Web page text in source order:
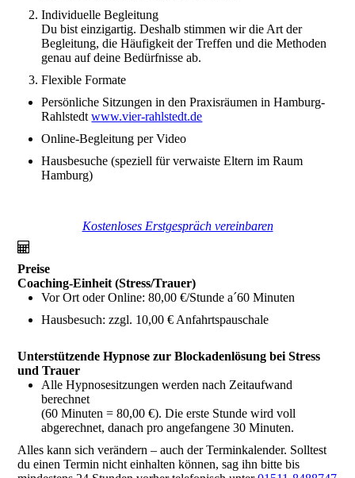
Individuelle Begleitung
Du bist einzigartig. Deshalb stimmen wir die Art der
Begleitung, die Häufigkeit der Treffen und die Methoden
genau auf deine Bedürfnisse ab.
Flexible Formate
Persönliche Sitzungen in den Praxisräumen in Hamburg-
Rahlstedtwww.vier-rahlstedt.de
Online-Begleitung per Video
Hausbesuche (speziell für verwaiste Eltern im Raum
Hamburg)
Kostenloses Erstgespräch vereinbaren
Preise
Coaching-Einheit (Stress/Trauer)
Vor Ort oder Online: 80,00 €/Stunde a´60 Minuten
Hausbesuch: zzgl. 10,00 € Anfahrtspauschale
Unterstützende Hypnose zur Blockadenlösung bei Stress
und Trauer
Alle Hypnosesitzungen werden nach Zeitaufwand
berechnet
(60 Minuten = 80,00 €). Die erste Stunde wird voll
abgerechnet, danach pro angefangene 30 Minuten.
Alles kann sich verändern – auch der Terminkalender. Solltest
du einen Termin nicht einhalten können, sag ihn bitte bis